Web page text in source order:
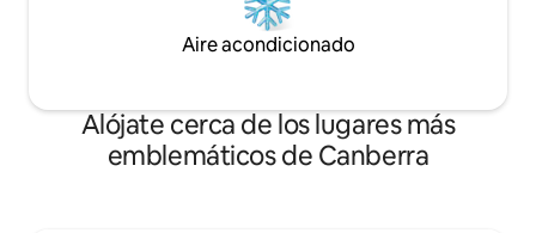
(con artículos de costura) e incluso un kit
Aire acondicionado
Alójate cerca de los lugares más
emblemáticos de Canberra